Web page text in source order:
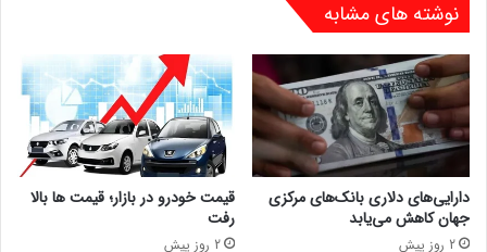
نوشته های مشابه
دارایی‌های دلاری بانک‌های مرکزی
جهان کاهش می‌یابد
2 روز پیش
قیمت خودرو در بازار؛ قیمت ها بالا
رفت
2 روز پیش